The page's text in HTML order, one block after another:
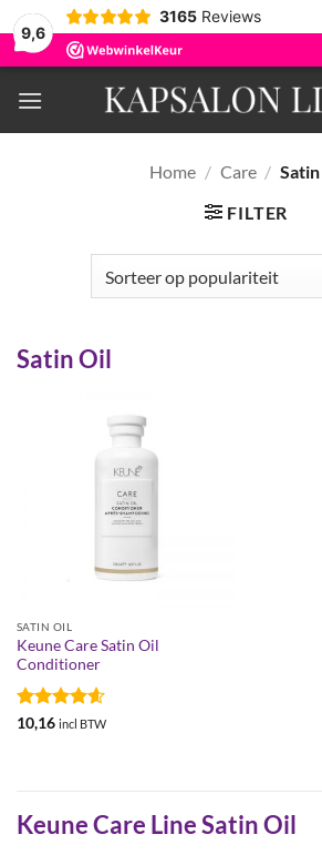
9,6
3165 Reviews
naar
inhoud
Home / Care /
FILTER
Satin Oil
SATIN OIL
Keune Care Satin Oil
Conditioner
Gewaardeerd
10,16 incl BTW
Keune Care Line Satin Oil